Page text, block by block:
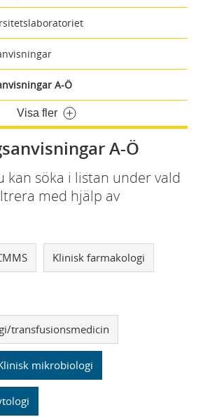
A-Ö
Visa fler
A-Ö
kan söka i listan under vald
med hjälp av
Klinisk farmakologi
transfusionsmedicin
mikrobiologi